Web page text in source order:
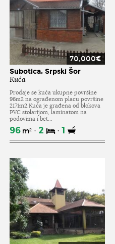
70,000€
Subotica, Srpski Šor
Kuća
Prodaje se kuća ukupne površine
96m2 na ograđenom placu površine
2171m2.Kuća je građena od blokova
PVC stolarijom, laminatom na
podovima i bet...
96 m² 2 1